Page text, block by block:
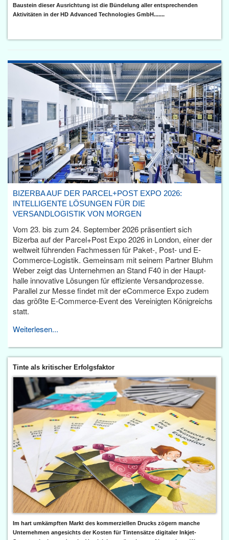
Baustein dieser Ausrichtung ist die Bündelung aller entsprechenden
Aktivitäten in der HD Advanced Technologies GmbH.......
BIZERBA AUF DER PARCEL+POST EXPO 2026:
INTELLIGENTE LÖSUNGEN FÜR DIE
VERSANDLOGISTIK VON MORGEN
Vom 23. bis zum 24. September 2026 präsentiert sich
Bizerba auf der Parcel+Post Expo 2026 in London, einer der
weltweit führenden Fachmessen für Paket-, Post- und E-
Commerce-Logistik. Gemeinsam mit seinem Partner Bluhm
Weber zeigt das Unternehmen an Stand F40 in der Haupt­
halle innovative Lösungen für effiziente Versandprozesse.
Parallel zur Messe findet mit der eCommerce Expo zudem
das größte E-Commerce-Event des Vereinigten Königreichs
statt.
Weiterlesen...
Tinte als kritischer Erfolgsfaktor
Im hart umkämpften Markt des kommerziellen Drucks zögern manche
Unternehmen angesichts der Kosten für Tintensätze digitaler Inkjet-